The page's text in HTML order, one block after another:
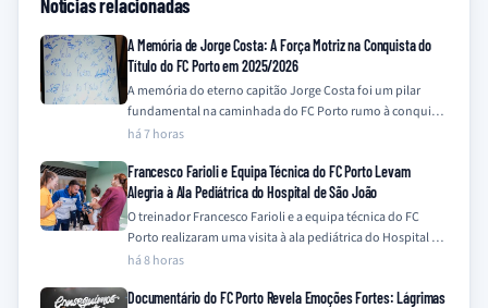
Notícias relacionadas
A Memória de Jorge Costa: A Força Motriz na Conquista do
Título do FC Porto em 2025/2026
A memória do eterno capitão Jorge Costa foi um pilar
fundamental na caminhada do FC Porto rumo à conquista
do título da…
há 7 horas
Francesco Farioli e Equipa Técnica do FC Porto Levam
Alegria à Ala Pediátrica do Hospital de São João
O treinador Francesco Farioli e a equipa técnica do FC
Porto realizaram uma visita à ala pediátrica do Hospital de
São João,…
há 8 horas
Documentário do FC Porto Revela Emoções Fortes: Lágrimas